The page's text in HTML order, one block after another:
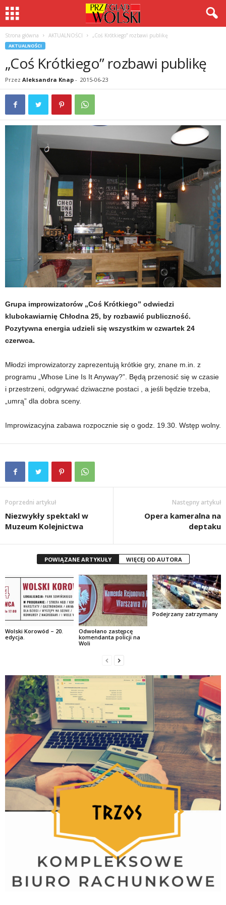
Strona główna AKTUALNOŚCI „Coś Krótkiego” rozbawi publikę
AKTUALNOŚCI
„Coś Krótkiego” rozbawi publikę
Przez Aleksandra Knap - 2015-06-23
Grupa improwizatorów „Coś Krótkiego” odwiedzi
klubokawiarnię Chłodna 25, by rozbawić publiczność.
Pozytywna energia udzieli się wszystkim w czwartek 24
czerwca.
Młodzi improwizatorzy zaprezentują krótkie gry, znane m.in. z
programu „Whose Line Is It Anyway?”. Będą przenosić się w czasie
i przestrzeni, odgrywać dziwaczne postaci , a jeśli będzie trzeba,
„umrą” dla dobra sceny.
Improwizacyjna zabawa rozpocznie się o godz. 19.30. Wstęp wolny.
Poprzedni artykuł
Niezwykły spektakl w
Muzeum Kolejnictwa
Następny artykuł
Opera kameralna na
deptaku
POWIĄZANE ARTYKUŁY WIĘCEJ OD AUTORA
Wolski Korowód – 20.
edycja.
Odwołano zastępcę
komendanta policji na
Woli
Podejrzany zatrzymany